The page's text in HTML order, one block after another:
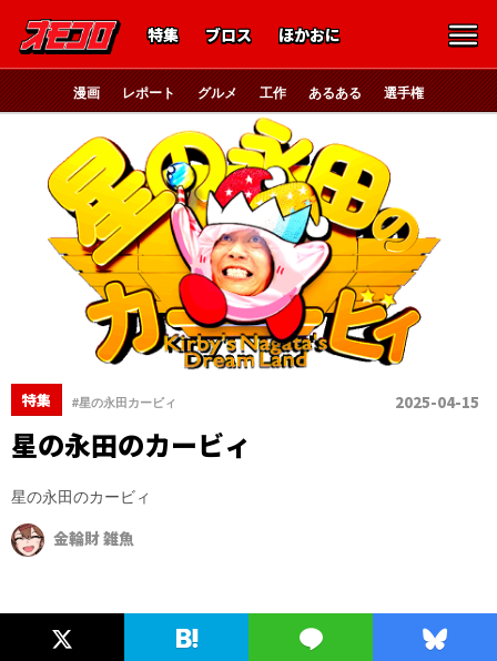
特集 ブロス ほかおに
漫画 レポート グルメ 工作 あるある 選手権
特集 #星の永田カービィ 2025-04-15
星の永田のカービィ
星の永田のカービィ
金輪財 雑魚